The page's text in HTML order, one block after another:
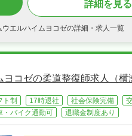
詳細を見る
エルハイムヨコゼの詳細・求人一覧
コゼの柔道整復師求人（横
ト制 17時退社 社会保険完備
・バイク通勤可 退職金制度あり